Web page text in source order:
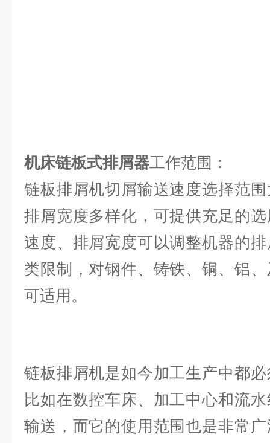
机床链板式排屑器工作范围：
链板排屑机切屑输送速度选择范
排屑宽度多样化，可提供充足的
速度、排屑宽度可以调整机器的
类限制，对钢件、铸铁、铜、铝
可适用。
链板排屑机是如今加工生产中都
比如在数控车床、加工中心和流
输送，而它的使用范围也是非常